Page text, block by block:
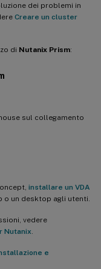
dei problemi in
Creare un cluster
di Nutanix Prism:
sul collegamento
installare un VDA
o un desktop agli utenti.
vedere
Nutanix
e